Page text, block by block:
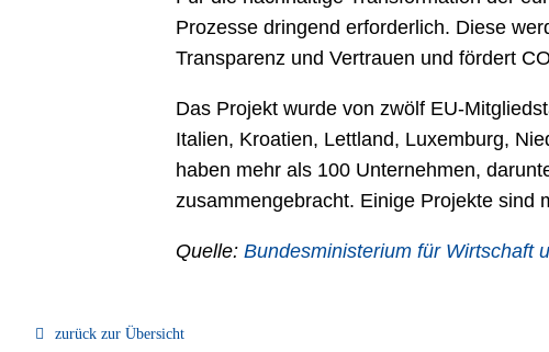
Prozesse dringend erforderlich. Diese
Transparenz und Vertrauen und fördert
Das Projekt wurde von zwölf EU-
Italien, Kroatien, Lettland, Luxemburg,
haben mehr als 100 Unternehmen,
zusammengebracht. Einige Projekte sind
Quelle: Bundesministerium für Wirtschaft
zurück zur Übersicht